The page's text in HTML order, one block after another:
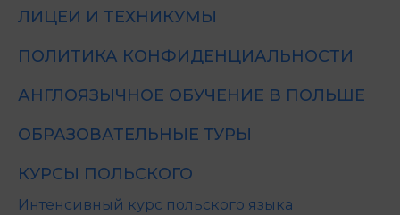
ЛИЦЕИ И ТЕХНИКУМЫ
ПОЛИТИКА КОНФИДЕНЦИАЛЬНОСТИ
АНГЛОЯЗЫЧНОЕ ОБУЧЕНИЕ В ПОЛЬШЕ
ОБРАЗОВАТЕЛЬНЫЕ ТУРЫ
КУРСЫ ПОЛЬСКОГО
Интенсивный курс польского языка